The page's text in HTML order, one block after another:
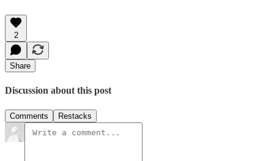
2
Share
Discussion about this post
Comments Restacks